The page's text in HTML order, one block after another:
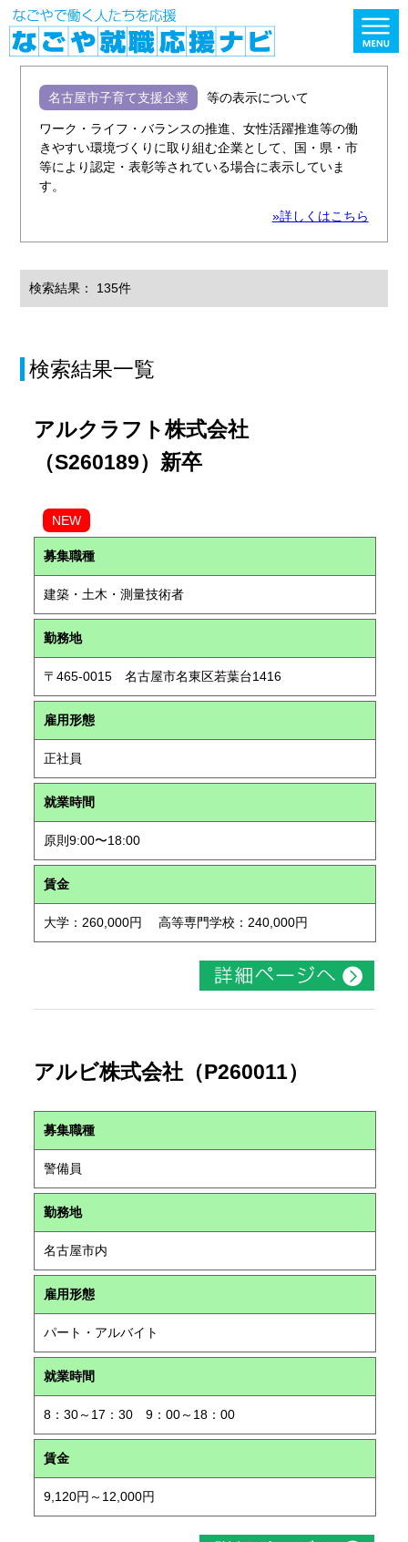
名古屋市子育て支援企業 等の表示について
ワーク・ライフ・バランスの推進、女性活躍推進等の働
きやすい環境づくりに取り組む企業として、国・県・市
等により認定・表彰等されている場合に表示していま
す。
»詳しくはこちら
検索結果： 135件
検索結果一覧
アルクラフト株式会社
（S260189）新卒
NEW
募集職種
建築・土木・測量技術者
勤務地
〒465-0015 名古屋市名東区若葉台1416
雇用形態
正社員
就業時間
原則9:00〜18:00
賃金
大学：260,000円 高等専門学校：240,000円
アルビ株式会社（P260011）
募集職種
警備員
勤務地
名古屋市内
雇用形態
パート・アルバイト
就業時間
8：30～17：30 9：00～18：00
賃金
9,120円～12,000円